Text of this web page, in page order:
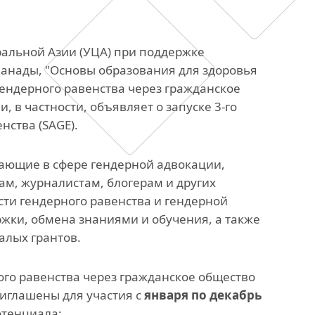
Офис исследований и
стратегических инициатив
Азии (УЦА) при поддержке
"Основы образования для здоровья
равенства через гражданское
частности, объявляет о запуске 3-го
(SAGE).
в сфере гендерной адвокации,
журналистам, блогерам и других
гендерного равенства и гендерной
обмена знаниями и обучения, а также
грантов.
равенства через гражданское общество
для участия сянваря по декабрь